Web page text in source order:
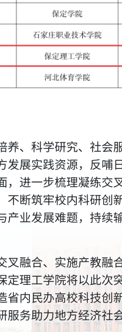
、科学研究、社会
展实践资源，反哺
进一步梳理凝练交
断筑牢校内科研创
业发展难题，持续
融合、实施产教融
理工学院将以此次
内民办高校科技创
务助力地方经济社